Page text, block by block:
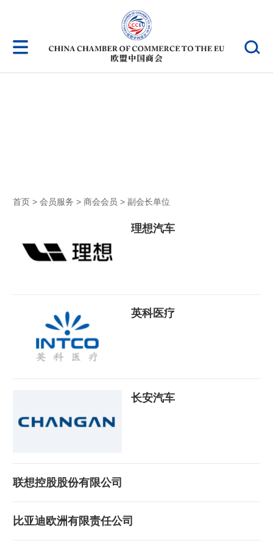
首页 > 会员服务 > 商会会员 > 副会长单位
理想汽车
英科医疗
长安汽车
联想控股股份有限公司
比亚迪欧洲有限责任公司